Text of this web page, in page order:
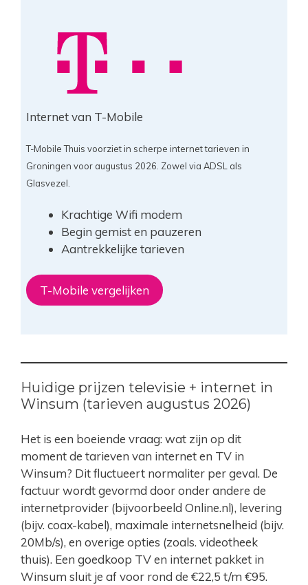
Internet van T-Mobile
T-Mobile Thuis voorziet in scherpe internet tarieven in
Groningen voor augustus 2026. Zowel via ADSL als
Glasvezel.
Krachtige Wifi modem
Begin gemist en pauzeren
Aantrekkelijke tarieven
T-Mobile vergelijken
Huidige prijzen televisie + internet in
Winsum (tarieven augustus 2026)
Het is een boeiende vraag: wat zijn op dit
moment de tarieven van internet en TV in
Winsum? Dit fluctueert normaliter per geval. De
factuur wordt gevormd door onder andere de
internetprovider (bijvoorbeeld Online.nl), levering
(bijv. coax-kabel), maximale internetsnelheid (bijv.
20Mb/s), en overige opties (zoals. videotheek
thuis). Een goedkoop TV en internet pakket in
Winsum sluit je af voor rond de €22,5 t/m €95.